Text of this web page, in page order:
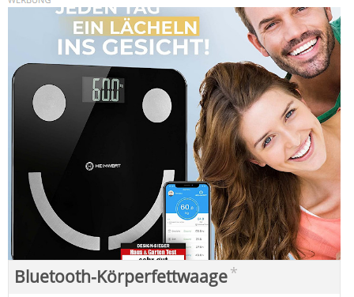
Bluetooth-Körperfettwaage*